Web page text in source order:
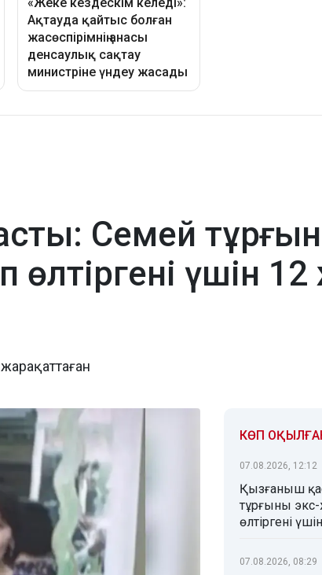
Семей
үшін
КӨП
07.08.2026, 12:12
Қызғаныш
тұрғыны
өлтіргені
07.08.2026, 08:29